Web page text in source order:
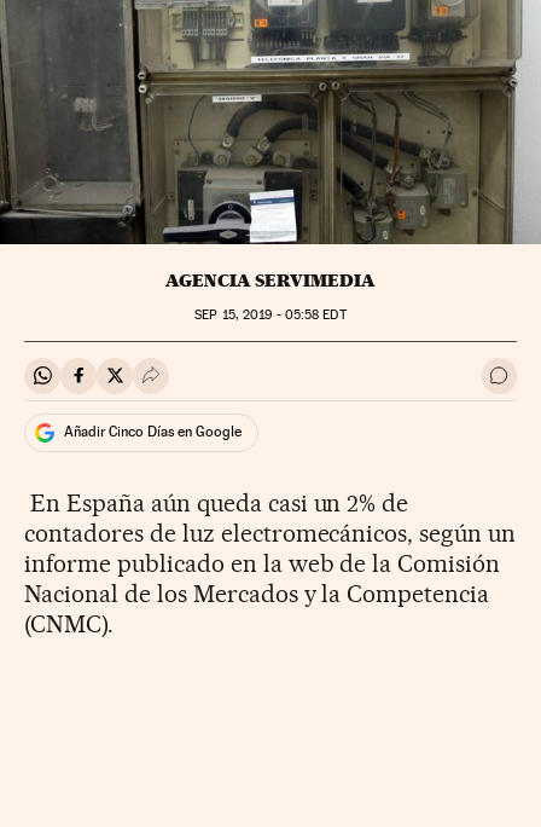
AGENCIA SERVIMEDIA
SEP 15, 2019 - 05:58 EDT
Compartir en Whatsapp
Compartir en Facebook
Compartir en Twitter
Desplegar Redes Sociales Ir a
Añadir Cinco Días en Google
En España aún queda casi un 2% de
contadores de luz electromecánicos, según un
informe publicado en la web de la Comisión
Nacional de los Mercados y la Competencia
(CNMC).